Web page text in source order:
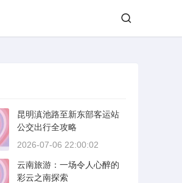
昆明滇池路至新东部客运站
公交出行全攻略
2026-07-06 22:00:02
云南旅游：一场令人心醉的
彩云之南探索